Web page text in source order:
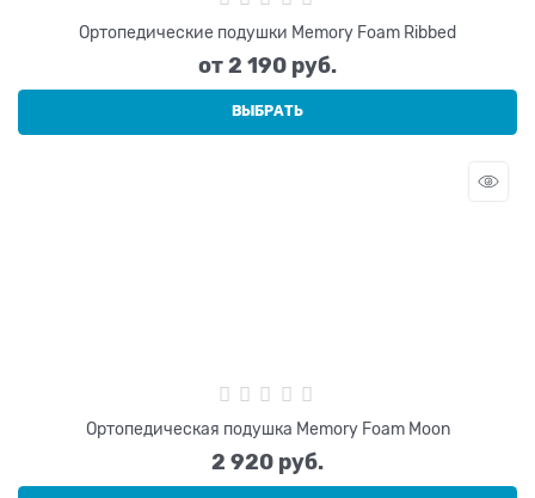
Ортопедические подушки Memory Foam Ribbed
от2 190 руб.
ВЫБРАТЬ
Ортопедическая подушка Memory Foam Moon
2 920 руб.